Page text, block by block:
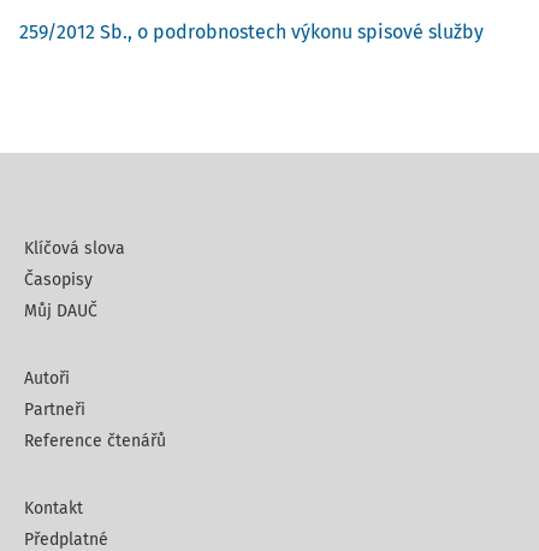
259/2012 Sb., o podrobnostech výkonu spisové služby
Klíčová slova
Časopisy
Můj DAUČ
Autoři
Partneři
Reference čtenářů
Kontakt
Předplatné